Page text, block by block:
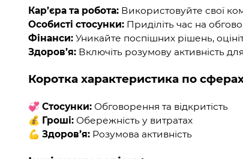
Кар’єра та робота: Використовуйте свої
Особисті стосунки: Приділіть час на
Фінанси: Уникайте поспішних рішень,
Здоров’я: Включіть розумову активність
Коротка характеристика по
💞 Стосунки: Обговорення та відкритість
💰 Гроші: Обережність у витратах
💪 Здоров’я: Розумова активність